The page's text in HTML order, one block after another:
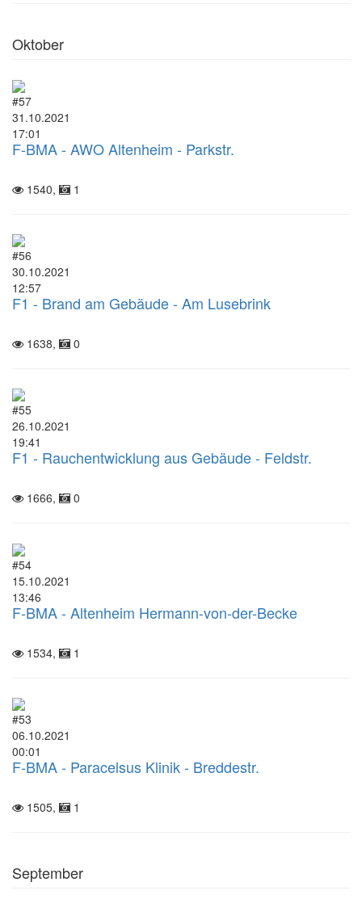
Oktober
#57
31.10.2021
17:01
F-BMA - AWO Altenheim - Parkstr.
1540, 1
#56
30.10.2021
12:57
F1 - Brand am Gebäude - Am Lusebrink
1638, 0
#55
26.10.2021
19:41
F1 - Rauchentwicklung aus Gebäude - Feldstr.
1666, 0
#54
15.10.2021
13:46
F-BMA - Altenheim Hermann-von-der-Becke
1534, 1
#53
06.10.2021
00:01
F-BMA - Paracelsus Klinik - Breddestr.
1505, 1
September